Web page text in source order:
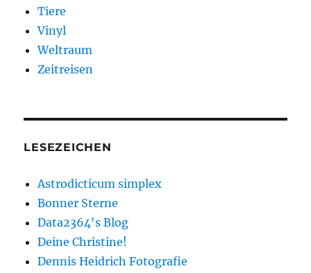
Tiere
Vinyl
Weltraum
Zeitreisen
LESEZEICHEN
Astrodicticum simplex
Bonner Sterne
Data2364's Blog
Deine Christine!
Dennis Heidrich Fotografie